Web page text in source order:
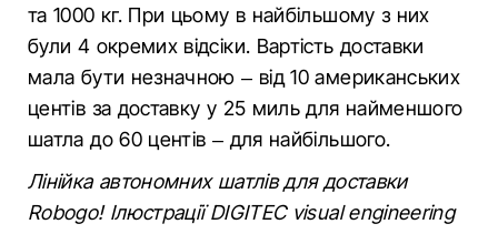
та 1000 кг. При цьому в найбільшому з них
були 4 окремих відсіки. Вартість доставки
мала бути незначною – від 10 американських
центів за доставку у 25 миль для найменшого
шатла до 60 центів – для найбільшого.
Лінійка автономних шатлів для доставки
Robogo! Ілюстрації DIGITEC visual engineering